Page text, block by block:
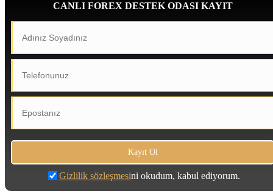
CANLI FOREX DESTEK ODASI KAYIT
Gizlilik sözleşmesini okudum, kabul ediyorum.